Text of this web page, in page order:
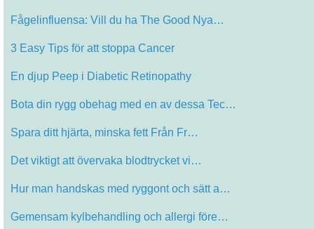
Fågelinfluensa: Vill du ha The Good Nya…
3 Easy Tips för att stoppa Cancer
En djup Peep i Diabetic Retinopathy
Bota din rygg obehag med en av dessa Tec…
Spara ditt hjärta, minska fett Från Fr…
Det viktigt att övervaka blodtrycket vi…
Hur man handskas med ryggont och sätt a…
Gemensam kylbehandling och allergi före…